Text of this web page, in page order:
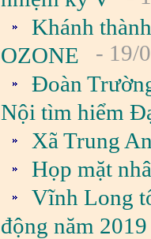
Khánh
OZONE
- 19/
Đoàn
Nội tìm hiểm
Xã Trung
Họp mặt
Vĩnh Long
động năm 2019